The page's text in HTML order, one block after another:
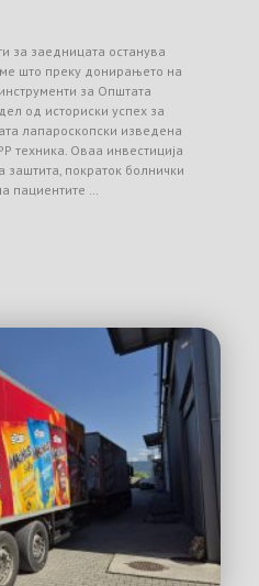
за заедницата останува
што преку донирањето на
за Општата
од историски успех за
лапароскопски изведена
техника. Оваа инвестиција
пократок болнички
пациентите …